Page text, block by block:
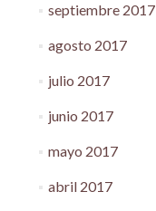
septiembre 2017
agosto 2017
julio 2017
junio 2017
mayo 2017
abril 2017